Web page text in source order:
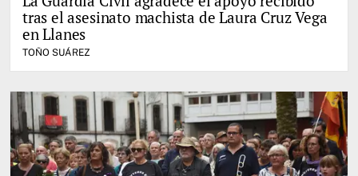
tras el asesinato machista de Laura Cruz Vega
en Llanes
TOÑO SUÁREZ